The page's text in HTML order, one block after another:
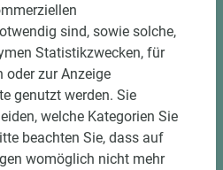
sind, sowie solche,
Statistikzwecken, für
zur Anzeige
genutzt werden. Sie
welche Kategorien Sie
beachten Sie, dass auf
womöglich nicht mehr